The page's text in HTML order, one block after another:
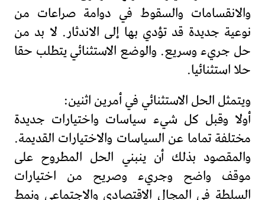
والانقسامات والسقوط في دوامة صراعات من
نوعية جديدة قد تؤدي بها إلى الاندثار. لا بد من
حل جريء وسريع. والوضع الاستثنائي يتطلب حقا
حلا استثنائيا.
ويتمثل الحل الاستثنائي في أمرين اثنين:
أولا وقبل كل شيء سياسات واختيارات جديدة
مختلفة تماما عن السياسات والاختيارات القديمة.
والمقصود بذلك أن ينبني الحل المطروح على
موقف واضح وجريء وصريح من اختيارات
السلطة في المجال الاقتصادي والاجتماعي ونمط